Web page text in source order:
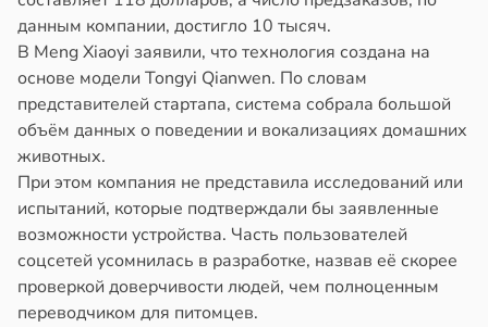
в17:21
данным компании, достигло 10 тысяч.
В Meng Xiaoyi заявили, что технология создана на
основе модели Tongyi Qianwen. По словам
представителей стартапа, система собрала большой
объём данных о поведении и вокализациях домашних
животных.
При этом компания не представила исследований или
испытаний, которые подтверждали бы заявленные
возможности устройства. Часть пользователей
соцсетей усомнилась в разработке, назвав её скорее
проверкой доверчивости людей, чем полноценным
переводчиком для питомцев.
19:22